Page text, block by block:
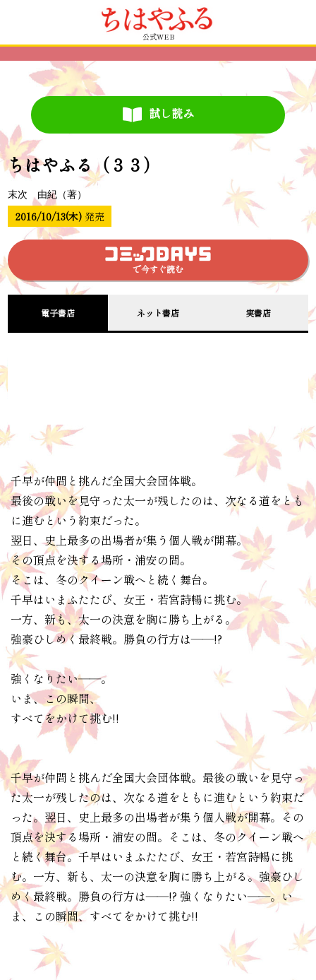
公式WEB
試し読み
ちはやふる（３３）
末次 由紀（著）
2016/10/13(木) 発売
で今すぐ読む
電子書店 ネット書店 実書店
千早が仲間と挑んだ全国大会団体戦。
最後の戦いを見守った太一が残したのは、次なる道をとも
に進むという約束だった。
翌日、史上最多の出場者が集う個人戦が開幕。
その頂点を決する場所・浦安の間。
そこは、冬のクイーン戦へと続く舞台。
千早はいまふたたび、女王・若宮詩暢に挑む。
一方、新も、太一の決意を胸に勝ち上がる。
強豪ひしめく最終戦。勝負の行方は――!?
強くなりたい――。
いま、この瞬間、
すべてをかけて挑む!!
千早が仲間と挑んだ全国大会団体戦。最後の戦いを見守っ
た太一が残したのは、次なる道をともに進むという約束だ
った。翌日、史上最多の出場者が集う個人戦が開幕。その
頂点を決する場所・浦安の間。そこは、冬のクイーン戦へ
と続く舞台。千早はいまふたたび、女王・若宮詩暢に挑
む。一方、新も、太一の決意を胸に勝ち上がる。強豪ひし
めく最終戦。勝負の行方は――!? 強くなりたい――。い
ま、この瞬間、すべてをかけて挑む!!